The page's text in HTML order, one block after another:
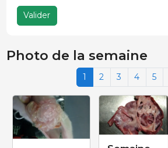
Valider
Photo de la semaine
1 2 3 4 5